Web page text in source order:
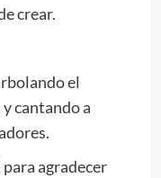
crear.
el
cantando a
agradecer